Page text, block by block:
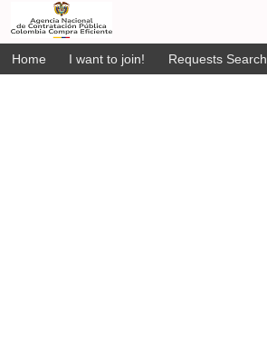
Home I want to join! Requests Search